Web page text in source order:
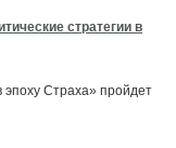
стратегии в
эпоху Страха» пройдет